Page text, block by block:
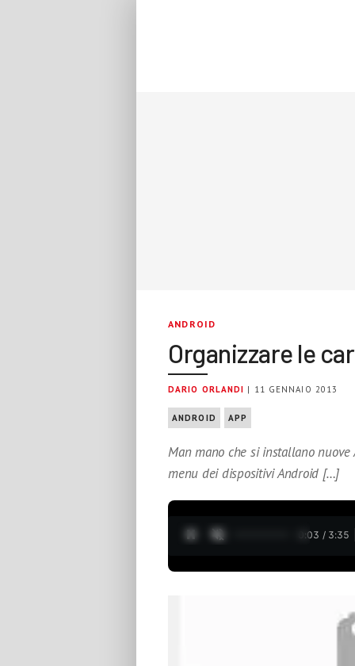
ANDROID
Organizzare le
DARIO ORLANDI | 11 GENNAIO 2013
ANDROID APP
Man mano che si installano
menu dei dispositivi Android […]
0:04 / 3:35